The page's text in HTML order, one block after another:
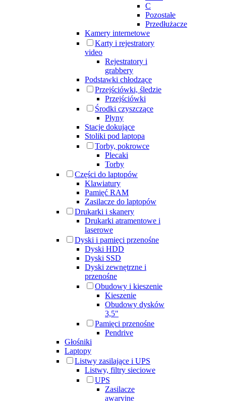
C
Pozostałe
Przedłużacze
Kamery internetowe
Karty i rejestratory
video
Rejestratory i
grabbery
Podstawki chłodzące
Przejściówki, śledzie
Przejściówki
Środki czyszczące
Płyny
Stacje dokujące
Stoliki pod laptopa
Torby, pokrowce
Plecaki
Torby
Części do laptopów
Klawiatury
Pamięć RAM
Zasilacze do laptopów
Drukarki i skanery
Drukarki atramentowe i
laserowe
Dyski i pamięci przenośne
Dyski HDD
Dyski SSD
Dyski zewnętrzne i
przenośne
Obudowy i kieszenie
Kieszenie
Obudowy dysków
3,5"
Pamięci przenośne
Pendrive
Głośniki
Laptopy
Listwy zasilające i UPS
Listwy, filtry sieciowe
UPS
Zasilacze
awaryjne